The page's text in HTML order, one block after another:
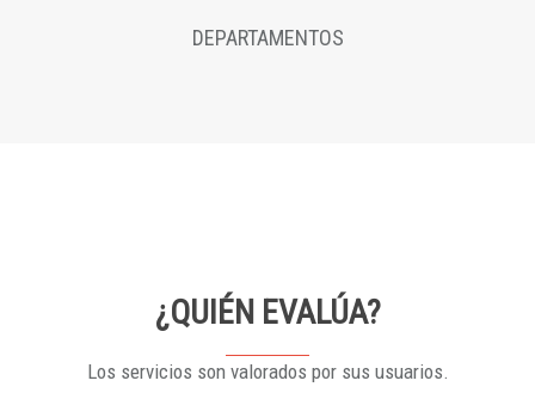
DEPARTAMENTOS
¿QUIÉN EVALÚA?
Los servicios son valorados por sus usuarios.